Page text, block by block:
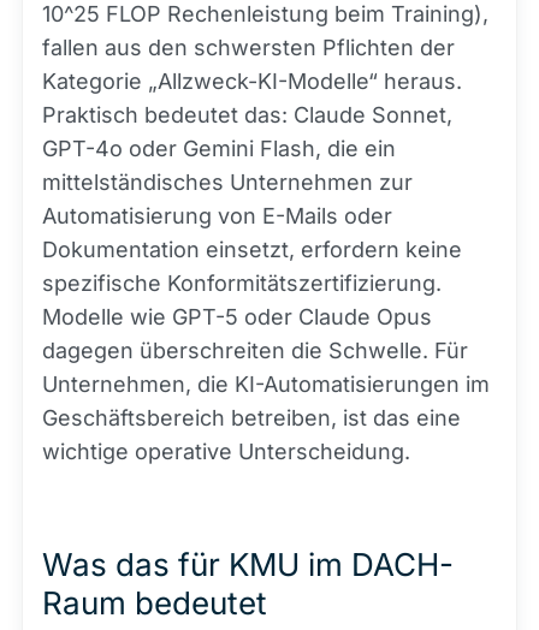
10^25 FLOP Rechenleistung beim Training),
fallen aus den schwersten Pflichten der
Kategorie „Allzweck-KI-Modelle“ heraus.
Praktisch bedeutet das: Claude Sonnet,
GPT-4o oder Gemini Flash, die ein
mittelständisches Unternehmen zur
Automatisierung von E-Mails oder
Dokumentation einsetzt, erfordern keine
spezifische Konformitätszertifizierung.
Modelle wie GPT-5 oder Claude Opus
dagegen überschreiten die Schwelle. Für
Unternehmen, die KI-Automatisierungen im
Geschäftsbereich betreiben, ist das eine
wichtige operative Unterscheidung.
Was das für KMU im DACH-
Raum bedeutet